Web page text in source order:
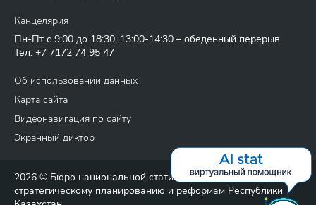
Канцелярия
Пн-Пт с 9:00 до 18:30, 13:00-14:30 – обеденный перерыв
Тел. +7 7172 74 95 47
Об использовании данных
Карта сайта
Видеонавигация по сайту
Экранный диктор
2026 © Бюро национальной статистики Агентства по
стратегическому планированию и реформам Республики